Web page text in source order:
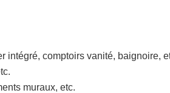
intégré, comptoirs vanité, baignoire,
muraux, etc.